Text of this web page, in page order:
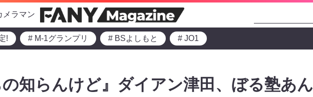
メラマン
! # M-1グランプリ # BSよしもと # JO1
知らんけど』ダイアン津田、ぼる塾あん